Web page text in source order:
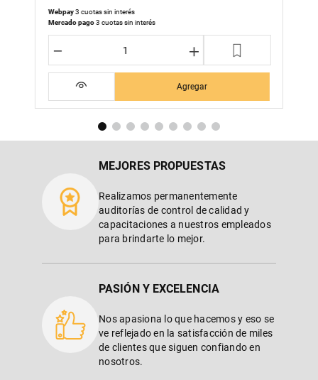
Webpay3 cuotas sin interés
Mercado pago3 cuotas sin interés
＋
－
Agregar
MEJORES PROPUESTAS
Realizamos permanentemente
auditorías de control de calidad y
capacitaciones a nuestros empleados
para brindarte lo mejor.
PASIÓN Y EXCELENCIA
Nos apasiona lo que hacemos y eso se
ve reflejado en la satisfacción de miles
de clientes que siguen confiando en
nosotros.